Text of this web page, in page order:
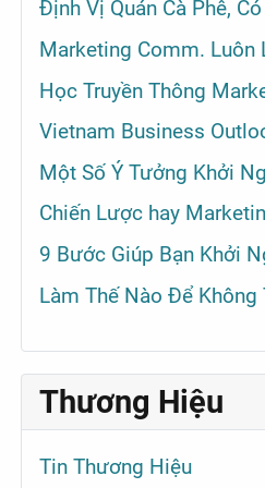
Định Vị Quán Cà Phê,
Marketing Comm. Luôn
Học Truyền Thông
Vietnam Business
Một Số Ý Tưởng Khởi
Chiến Lược hay
9 Bước Giúp Bạn Khởi
Làm Thế Nào Để Không
Thương Hiệu
Tin Thương Hiệu